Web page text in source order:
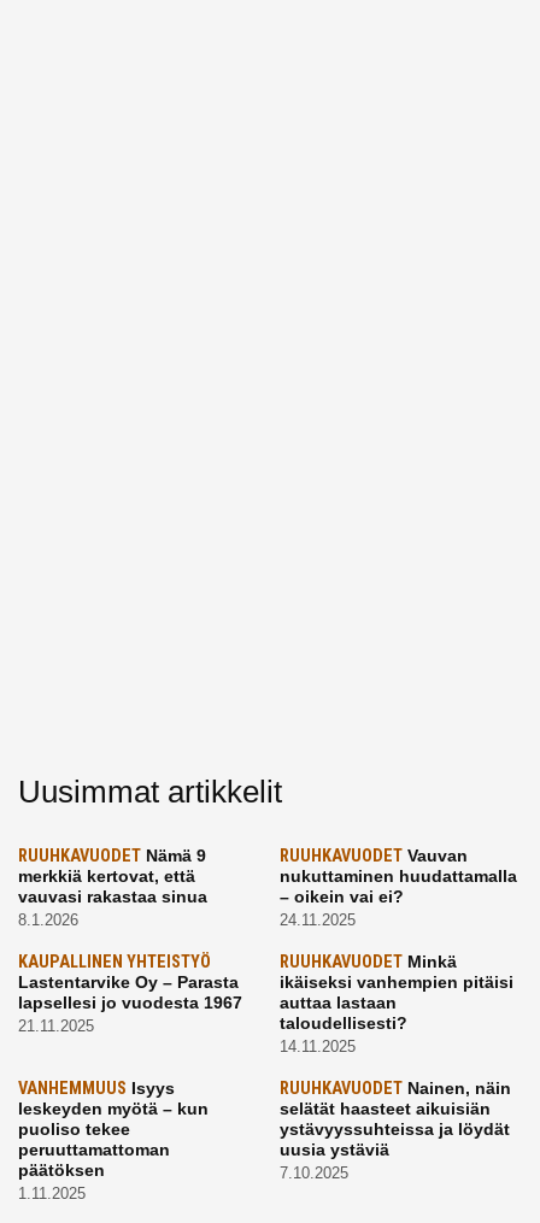
Uusimmat artikkelit
RUUHKAVUODET Nämä 9
merkkiä kertovat, että
vauvasi rakastaa sinua
8.1.2026
RUUHKAVUODETVauvan
nukuttaminen huudattamalla
– oikein vai ei?
24.11.2025
KAUPALLINEN YHTEISTYÖ
Lastentarvike Oy – Parasta
lapsellesi jo vuodesta 1967
21.11.2025
RUUHKAVUODETMinkä
ikäiseksi vanhempien pitäisi
auttaa lastaan
taloudellisesti?
14.11.2025
VANHEMMUUS Isyys
leskeyden myötä – kun
puoliso tekee
peruuttamattoman
päätöksen
1.11.2025
RUUHKAVUODETNainen, näin
selätät haasteet aikuisiän
ystävyyssuhteissa ja löydät
uusia ystäviä
7.10.2025